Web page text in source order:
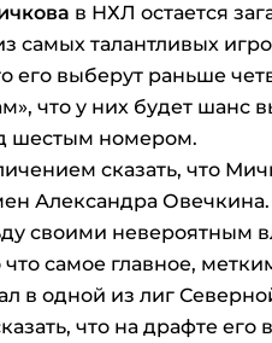
в НХЛ остается
самых талантливых
его выберут раньше
что у них будет шанс
шестым номером.
сказать, что
Александра
своими невероятным
самое главное,
в одной из лиг
что на драфте